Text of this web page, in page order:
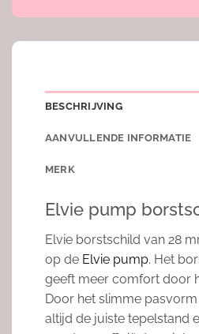
BESCHRIJVING
AANVULLENDE INFORMATIE
MERK
Elvie pump
Elvie borstschild van 28
op de Elvie pump. Het
geeft meer comfort door
Door het slimme
altijd de juiste tepelstand